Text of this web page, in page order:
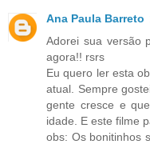
Ana Paula Barreto
Adorei sua versão
agora!! rsrs
Eu quero ler esta
atual. Sempre
gente cresce e
idade. E este filme
obs: Os bonitinhos